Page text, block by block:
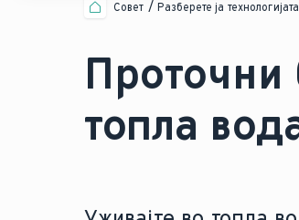
Совет Разберете ја технологијата
Проточни
топла